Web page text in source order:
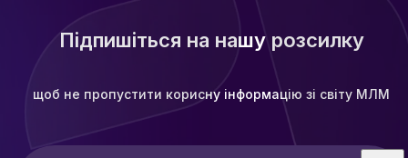
різними, наприклад, 3х3, 5х5, 3х7 тощо.
Підпишіться на нашу розсилку
щоб не пропустити корисну інформацію зі світу МЛМ